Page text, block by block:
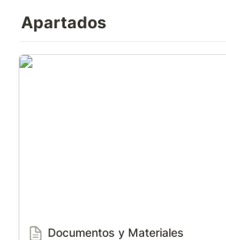
Apartados
Documentos y Materiales
Documentos y Materiales